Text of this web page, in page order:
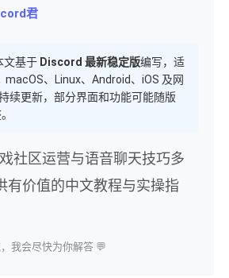
君
文基于 Discord 最新稳定版编写，适
macOS、Linux、Android、iOS 及网
续更新，部分界面和功能可能随版
社区运营与语音聊天技巧多
有价值的中文教程与实操指
我会尽快为你解答 💬